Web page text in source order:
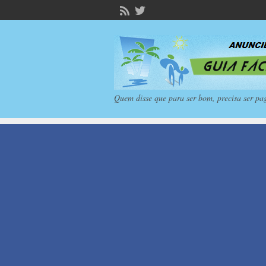
Quem disse que para ser bom, precisa ser